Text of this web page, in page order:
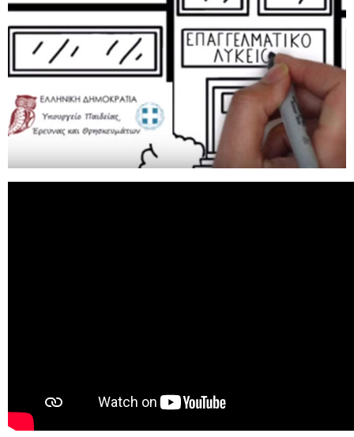
Χρήσιμα Έντυπα